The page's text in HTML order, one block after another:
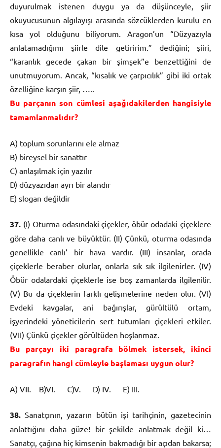
duyurulmak istenen duygu ya da düşünceyle, şiir
okuyucusunun algılayışı arasında sözcüklerden kurulu en
kısa yol olduğunu biliyorum. Aragon’un “Düzyazıyla
anlatamadığımı şiirle dile getiririm.” dediğini; şiiri,
“karanlık gecede çakan bir şimşek”e benzettiğini de
unutmuyorum. Ancak, “kısalık ve çarpıcılık” gibi iki ortak
özelliğine karşın şiir, …..
Bu parçanın son cümlesi aşağıdakilerden hangisiyle
tamamlanmalıdır?
A) toplum sorunlarını ele almaz
B) bireysel bir sanattır
C) anlaşılmak için yazılır
D) düzyazıdan ayrı bir alandır
E) slogan değildir
37. (I) Oturma odasındaki çiçekler, öbür odadaki çiçeklere
göre daha canlı ve büyüktür. (II) Çünkü, oturma odasında
genellikle canlı’ bir hava vardır. (III) insanlar, orada
çiçeklerle beraber olurlar, onlarla sık sık ilgilenirler. (IV)
Öbür odalardaki çiçeklerle ise boş zamanlarda ilgilenilir.
(V) Bu da çiçeklerin farklı gelişmelerine neden olur. (VI)
Evdeki kavgalar, ani bağırışlar, gürültülü ortam,
işyerindeki yöneticilerin sert tutumları çiçekleri etkiler.
(VII) Çünkü çiçekler görültüden hoşlanmaz.
Bu parçayı iki paragrafa bölmek istersek, ikinci
paragrafın hangi cümleyle başlaması uygun olur?
A) VII. B)VI. C)V. D) IV. E) III.
38. Sanatçının, yazarın bütün işi tarihçinin, gazetecinin
anlattığını daha güze! bir şekilde anlatmak değil ki…
Sanatçı, çağına hiç kimsenin bakmadığı bir açıdan bakarsa;